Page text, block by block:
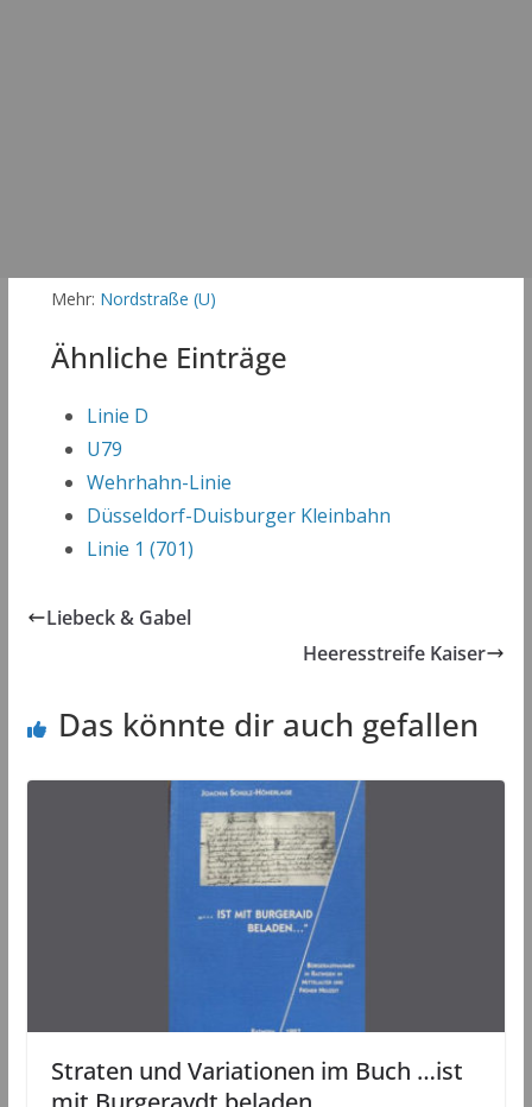
Mehr: Nordstraße (U)
Ähnliche Einträge
Linie D
U79
Wehrhahn-Linie
Düsseldorf-Duisburger Kleinbahn
Linie 1 (701)
Liebeck & Gabel
Heeresstreife Kaiser
Das könnte dir auch gefallen
Straten und Variationen im Buch …ist